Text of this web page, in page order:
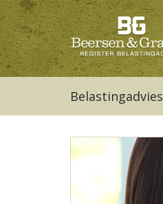
Belastingadvies